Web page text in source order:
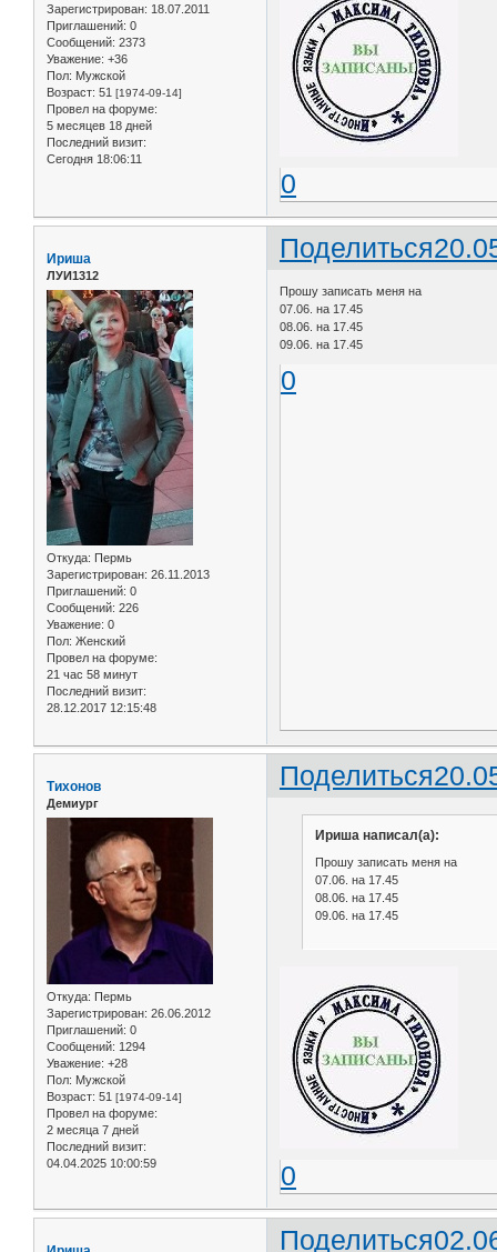
Зарегистрирован: 18.07.2011
Приглашений: 0
Сообщений: 2373
Уважение: +36
Пол: Мужской
Возраст: 51 [1974-09-14]
Провел на форуме:
5 месяцев 18 дней
Последний визит:
Сегодня 18:06:11
0
Поделиться
Ириша
ЛУИ1312
Откуда: Пермь
Зарегистрирован: 26.11.2013
Приглашений: 0
Сообщений: 226
Уважение: 0
Пол: Женский
Провел на форуме:
21 час 58 минут
Последний визит:
28.12.2017 12:15:48
Прошу записать меня на
07.06. на 17.45
08.06. на 17.45
09.06. на 17.45
0
Поделиться
Тихонов
Демиург
Откуда: Пермь
Зарегистрирован: 26.06.2012
Приглашений: 0
Сообщений: 1294
Уважение: +28
Пол: Мужской
Возраст: 51 [1974-09-14]
Провел на форуме:
2 месяца 7 дней
Последний визит:
04.04.2025 10:00:59
Ириша написал(а):
Прошу записать меня на
07.06. на 17.45
08.06. на 17.45
09.06. на 17.45
0
Поделиться